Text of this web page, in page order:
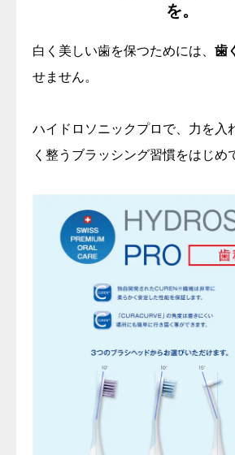
を。
白く美しい歯を保つためには、 歯
せません。
ハイドロソニックプロで、力を入
く整うブラッシング習慣をはじめ